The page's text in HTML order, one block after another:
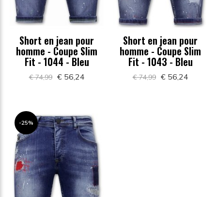
Short en jean pour
homme - Coupe Slim
Fit - 1044 - Bleu
€ 74,99 € 56,24
Short en jean pour
homme - Coupe Slim
Fit - 1043 - Bleu
€ 74,99 € 56,24
-25%